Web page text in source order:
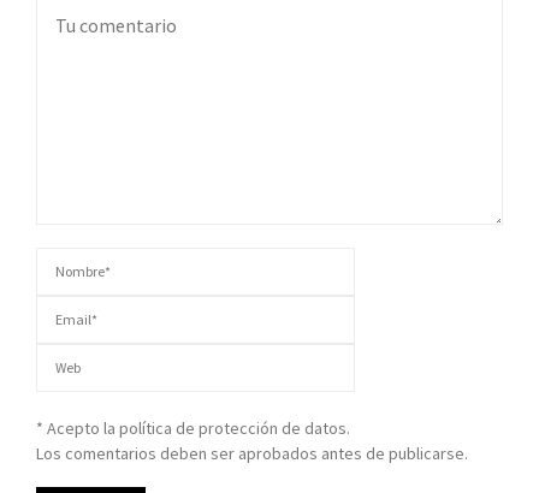
* Acepto la política de protección de datos.
Los comentarios deben ser aprobados antes de publicarse.